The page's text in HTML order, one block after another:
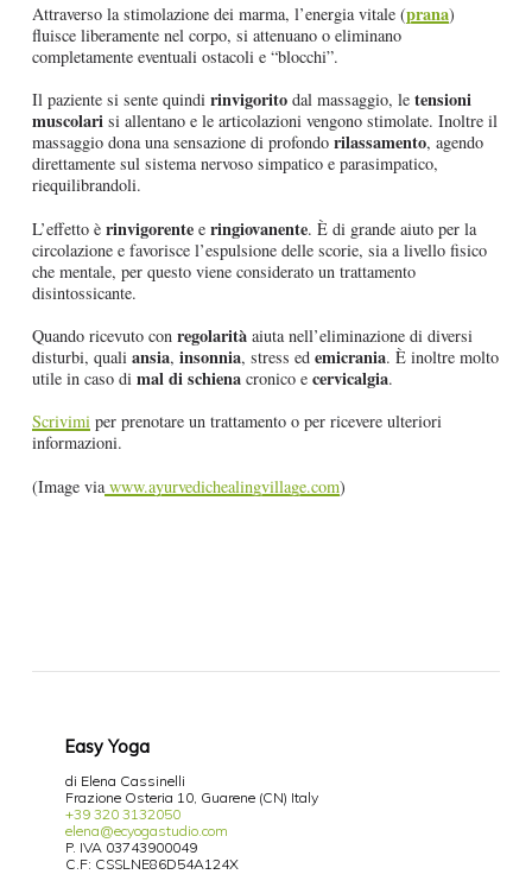
Attraverso la stimolazione dei marma, l’energia vitale (prana)
fluisce liberamente nel corpo, si attenuano o eliminano
completamente eventuali ostacoli e “blocchi”.
Il paziente si sente quindirinvigorito dal massaggio, letensioni
muscolari si allentano e le articolazioni vengono stimolate. Inoltre il
massaggio dona una sensazione di profondorilassamento, agendo
direttamente sul sistema nervoso simpatico e parasimpatico,
riequilibrandoli.
L’effetto èrinvigorente eringiovanente. È di grande aiuto per la
circolazione e favorisce l’espulsione delle scorie, sia a livello fisico
che mentale, per questo viene considerato un trattamento
disintossicante.
Quando ricevuto conregolarità aiuta nell’eliminazione di diversi
disturbi, qualiansia,insonnia, stress edemicrania. È inoltre molto
utile in caso di mal di schiena cronico ecervicalgia.
Scrivimi per prenotare un trattamento o per ricevere ulteriori
informazioni.
(Image via www.ayurvedichealingvillage.com)
Easy Yoga
di Elena Cassinelli
Frazione Osteria 10, Guarene (CN) Italy
+39 320 3132050
elena@ecyogastudio.com
P. IVA 03743900049
C.F: CSSLNE86D54A124X